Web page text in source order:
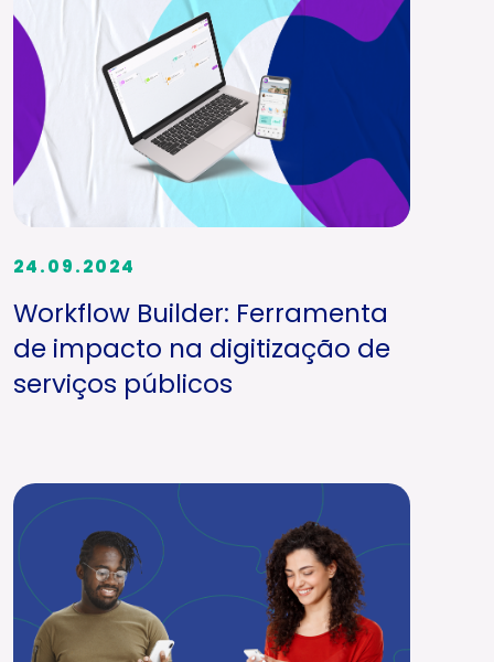
24.09.2024
Workflow Builder: Ferramenta
de impacto na digitização de
serviços públicos